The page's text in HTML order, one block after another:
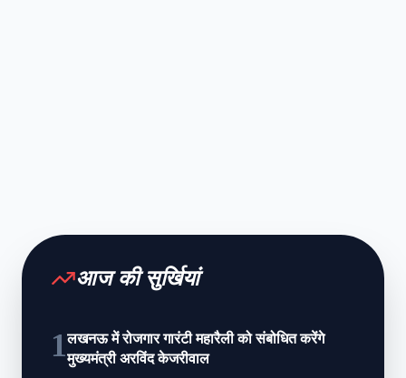
आज की सुर्खियां
1लखनऊ में रोजगार गारंटी महारैली को संबोधित करेंगे
मुख्यमंत्री अरविंद केजरीवाल